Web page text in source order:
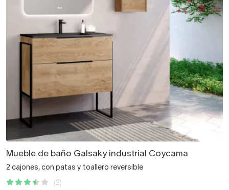
Mueble de baño Galsaky industrial Coycama
2 cajones, con patas y toallero reversible
(2)